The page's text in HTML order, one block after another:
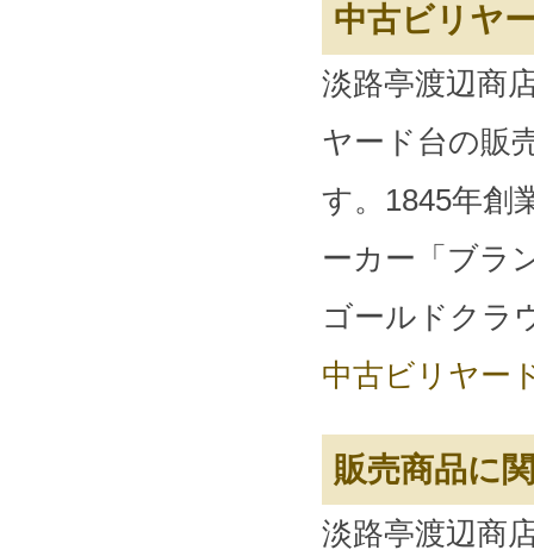
中古ビリヤ
淡路亭渡辺商
ヤード台の販
す。1845年創
ーカー「ブラ
ゴールドクラ
中古ビリヤー
販売商品に
淡路亭渡辺商